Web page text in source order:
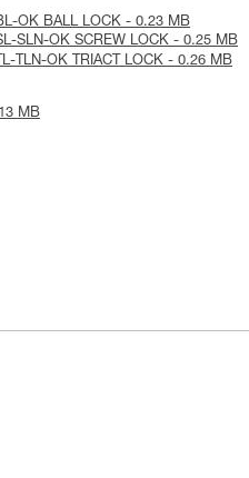
OK BALL LOCK - 0.23 MB
SLN-OK SCREW LOCK - 0.25 MB
TLN-OK TRIACT LOCK - 0.26 MB
MB